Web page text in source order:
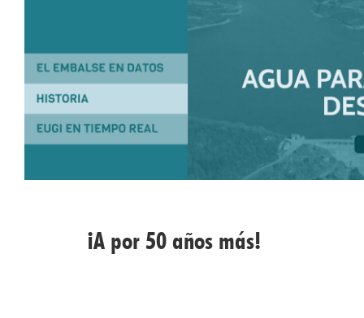
¡A por 50 años más!